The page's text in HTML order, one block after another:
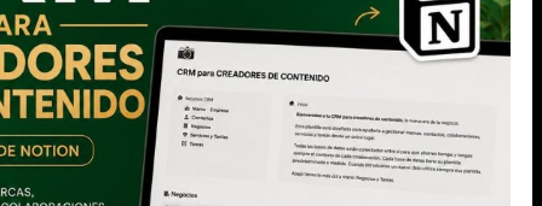
ANTERIOR SIGUIENTE